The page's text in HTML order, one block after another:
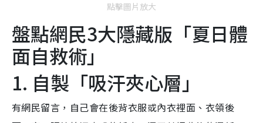
點擊圖片放大
盤點網民3大隱藏版「夏日體
面自救術」
1. 自製「吸汗夾心層」
有網民留言，自己會在後背衣服或內衣裡面、衣領後